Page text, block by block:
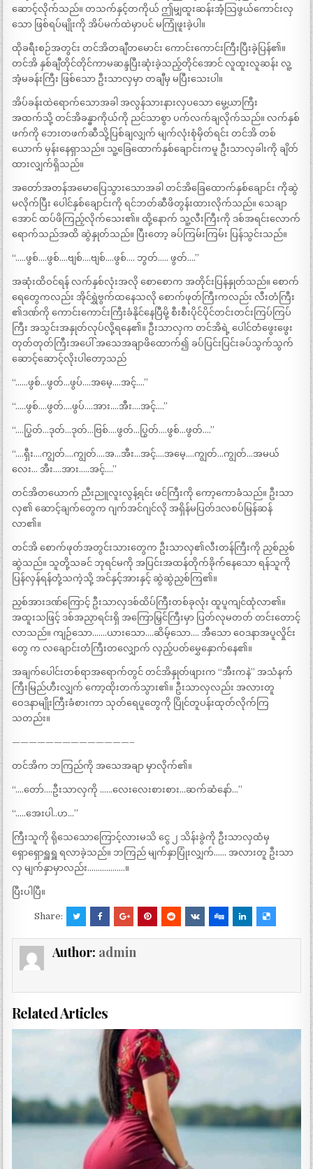
ဆောင့်လိုက်သည်။ တသက်နှင့်တကိုယ် ဤမျှထူးဆန်းအံ့သြဖွယ်ကောင်းလှ
သော ဖြစ်ရပ်မျိုးကို အိပ်မက်ထဲမှာပင် မကြုံဖူးခဲ့ပါ။
ထိုခရီးစဉ်အတွင်း တင်အိတချီတမောင်း ကောင်းကောင်းကြီးပြီးခဲ့ပြန်၏။
တင်အိ နှစ်ချီတိုင်တိုင်ကာမဆန္ဒပြီးဆုံးခဲ့သည့်တိုင်အောင် လူထူးလူဆန်း လူ့
အံ့မခန်းကြီး ဖြစ်သော ဦးသာလှမှာ တချီမှ မပြီးသေးပါ။
အိပ်ခန်းထဲရောက်သောအခါ အလွန်သားနားလှပသော မွေ့ယာကြီး
အထက်သို့ တင်အိခန္ဓာကိုယ်ကို ညင်သာစွာ ပက်လက်ချလိုက်သည်။ လက်နှစ်
ဖက်ကို ဘေးတဖက်ဆီသို့ပြစ်ချလျှက် မျက်လုံးစုံမှိတ်ရင်း တင်အိ တစ်
ယောက် မှန်းနေရှာသည်။ သူ့ခြေထောက်နှစ်ချောင်းကမူ ဦးသာလှခါးကို ချိတ်
ထားလျှက်ရှိသည်။
အတော်အတန်အမောပြေသွားသောအခါ တင်အိခြေထောက်နှစ်ချောင်း ကိုဆွဲ
မလိုက်ပြီး ပေါင်နှစ်ချောင်းကို ရင်ဘတ်ဆီဖိတွန်းထားလိုက်သည်။ သေချာ
အောင် ထပ်ဖိကြည့်လိုက်သေး၏။ ထို့နောက် သူ့လီးကြီးကို ဒစ်အရင်းလောက်
ရောက်သည်အထိ ဆွဲနှုတ်သည်။ ပြီးတော့ ခပ်ကြမ်းကြမ်း ပြန်သွင်းသည်။
“…..ဖွစ်….ဖွစ်….ဗျစ်….ဗျစ်….ဖွစ်…. ဘွတ်….. ဖွတ်….”
အဆုံးထိဝင်ရန် လက်နှစ်လုံးအလို စောစောက အတိုင်းပြန်နှုတ်သည်။ စောက်
ရေတွေကလည်း အိုင်ရွှဲဗွက်ထနေသလို စောက်ဖုတ်ကြီးကလည်း လီးတံကြီး
၏ဒဏ်ကို ကောင်းကောင်းကြီးခံနိုင်နေပြီမို့ စီးစီးပိုင်ပိုင်တင်းတင်းကြပ်ကြပ်
ကြီး အသွင်းအနှုတ်လုပ်လို့ရနေ၏။ ဦးသာလှက တင်အိရဲ့ ပေါင်တံဖွေးဖွေး
တုတ်တုတ်ကြီးအပေါ် အသေအချာဖိထောက်၍ ခပ်ပြင်းပြင်းခပ်သွက်သွက်
ဆောင့်ဆောင့်လိုးပါတော့သည်
“……ဖွစ်…ဖွတ်…ဖွပ်….အမေ့….အင့်….”
“…..ဖွစ်….ဖွတ်….ဖွပ်….အား….အီး….အင့်….”
“….ပြွတ်…ဒုတ်…ဒုတ်…ဗြစ်….ဖွတ်…ပြွတ်….ဖွစ်…ဖွတ်….”
“….ရှီး….ကျွတ်….ကျွတ်….အ…အီး…အင့်….အမေ့….ကျွတ်…ကျွတ်…အမယ်
လေး… အီး….အား…..အင့်….”
တင်အိတယောက် ညီးညူလူးလွန့်ရင်း ဖင်ကြီးကို ကော့ကောခံသည်။ ဦးသာ
လှ၏ ဆောင့်ချက်တွေက ဂျက်အင်ဂျင်လို အရှိန်မပြတ်ဒလစပ်မြန်ဆန်
လာ၏။
တင်အိ စောက်ဖုတ်အတွင်းသားတွေက ဦးသာလှ၏လီးတန်ကြီးကို ညှစ်ညှစ်
ဆွဲသည်။ သူတို့သခင် ဘုရင်မကို အပြင်းအထန်တိုက်ခိုက်နေသော ရန်သူကို
ပြန်လှန်ရန်တုံ့သကဲ့သို့ အင်နှင့်အားနှင့် ဆွဲဆွဲညှစ်ကြ၏။
ညှစ်အားဒဏ်ကြောင့် ဦးသာလှဒစ်ထိပ်ကြီးတစ်ခုလုံး ထူပူကျင်ထုံလာ၏။
အထူးသဖြင့် ဒစ်အညှာရင်းရှိ အကြောမြှင်ကြီးမှာ ပြတ်လုမတတ် တင်းတောင့်
လာသည်။ ကျဉ်သော…….ယားသော….ဆိမ့်သော…. အီသော ဝေဒနာအပူလှိုင်း
တွေ က လချောင်းတံကြီးတလျှောက် လှည့်ပတ်မွှေနှောက်နေ၏။
အချက်ပေါင်းတစ်ရာအရောက်တွင် တင်အိနှုတ်ဖျားက “အီးကနဲ” အသံနက်
ကြီးမြည်ဟီးလျှက် ကော့ထိုးတက်သွား၏။ ဦးသာလှလည်း အလားတူ
ဝေဒနာမျိုးကြီးခံစားကာ သုတ်ရေပူတွေကို ပြိုင်တူပန်းထုတ်လိုက်ကြ
သတည်း။
——————————————–
တင်အိက ဘကြည်ကို အသေအချာ မှာလိုက်၏။
“….တော်….ဦးသာလှကို ……လေးလေးစားစား…ဆက်ဆံနော်…”
“…..အေးပါ..ဟ…”
ကြီးသူကို ရိုသေသောကြောင့်လားမသိ ငွေ ၂ သိန်းခွဲကို ဦးသာလှထံမှ
ရှောရှောရှူရှူ ရလာခဲ့သည်။ ဘကြည် မျက်နှာပြုံးလျှက်…… အလားတူ ဦးသာ
လှ မျက်နှာမှာလည်း………………။
ပြီးပါပြီ။
Share:
Author: admin
Related Articles